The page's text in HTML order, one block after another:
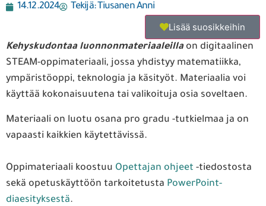
14.12.2024 Tekijä:Tiusanen Anni
Lisää suosikkeihin
Kehyskudontaa luonnonmateriaaleillaon digitaalinen
STEAM-oppimateriaali, jossa yhdistyy matematiikka,
ympäristöoppi, teknologia ja käsityöt. Materiaalia voi
käyttää kokonaisuutena tai valikoituja osia soveltaen.
Materiaali on luotu osana pro gradu -tutkielmaa ja on
vapaasti kaikkien käytettävissä.
Oppimateriaali koostuu Opettajan ohjeet -tiedostosta
sekä opetuskäyttöön tarkoitetusta PowerPoint-
diaesityksestä.